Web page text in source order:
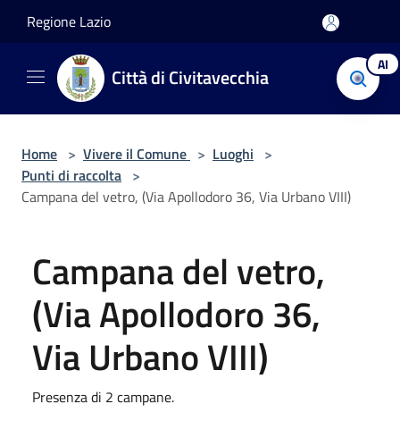
Regione Lazio
Città di Civitavecchia AI
Home > Vivere il Comune > Luoghi >
Punti di raccolta >
Campana del vetro, (Via Apollodoro 36, Via Urbano VIII)
Campana del vetro,
(Via Apollodoro 36,
Via Urbano VIII)
Presenza di 2 campane.